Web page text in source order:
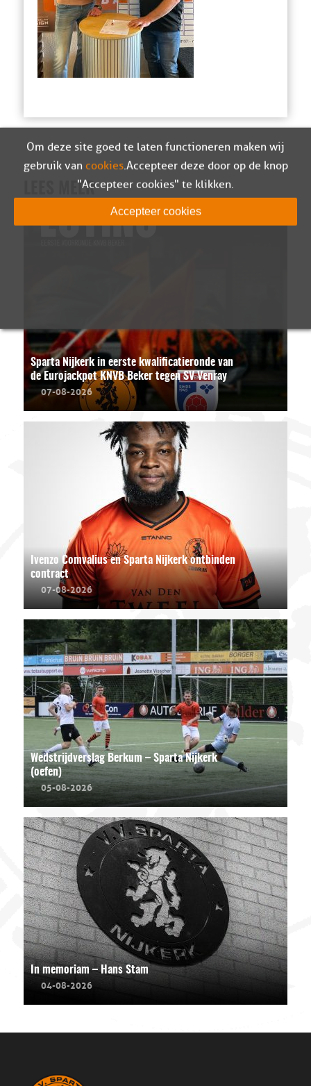
LEES MEER
Sparta Nijkerk in eerste kwalificatieronde van
de Eurojackpot KNVB Beker tegen SV Venray
07-08-2026
Ivenzo Comvalius en Sparta Nijkerk ontbinden
contract
07-08-2026
Wedstrijdverslag Berkum – Sparta Nijkerk
(oefen)
05-08-2026
In memoriam – Hans Stam
04-08-2026
Om deze site goed te laten functioneren maken wij
gebruik van cookies. Accepteer deze door op de knop
"Accepteer cookies" te klikken.
Accepteer cookies